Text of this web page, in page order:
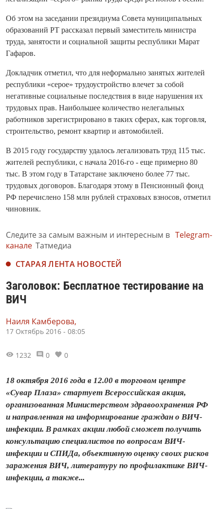
Об этом на заседании президиума Совета муниципальных
образований РТ рассказал первый заместитель министра
труда, занятости и социальной защиты республики Марат
Гафаров.
Докладчик отметил, что для неформально занятых жителей
республики «серое» трудоустройство влечет за собой
негативные социальные последствия в виде нарушения их
трудовых прав. Наибольшее количество нелегальных
работников зарегистрировано в таких сферах, как торговля,
строительство, ремонт квартир и автомобилей.
В 2015 году государству удалось легализовать труд 115 тыс.
жителей республики, с начала 2016-го - еще примерно 80
тыс. В этом году в Татарстане заключено более 77 тыс.
трудовых договоров. Благодаря этому в Пенсионный фонд
РФ перечислено 158 млн рублей страховых взносов, отметил
чиновник.
Следите за самым важным и интересным в Telegram-
канале Татмедиа
СТАРАЯ ЛЕНТА НОВОСТЕЙ
Заголовок: Бесплатное тестирование на
ВИЧ
Наиля Камберова,
17 Октябрь 2016 - 08:05
1232 0 0
18 октября 2016 года в 12.00 в торговом центре
«Сувар Плаза» стартует Всероссийская акция,
организованная Министерством здравоохранения РФ
и направленная на информирование граждан о ВИЧ-
инфекции. В рамках акции любой сможет получить
консультацию специалистов по вопросам ВИЧ-
инфекции и СПИДа, объективную оценку своих рисков
заражения ВИЧ, литературу по профилактике ВИЧ-
инфекции, а также...